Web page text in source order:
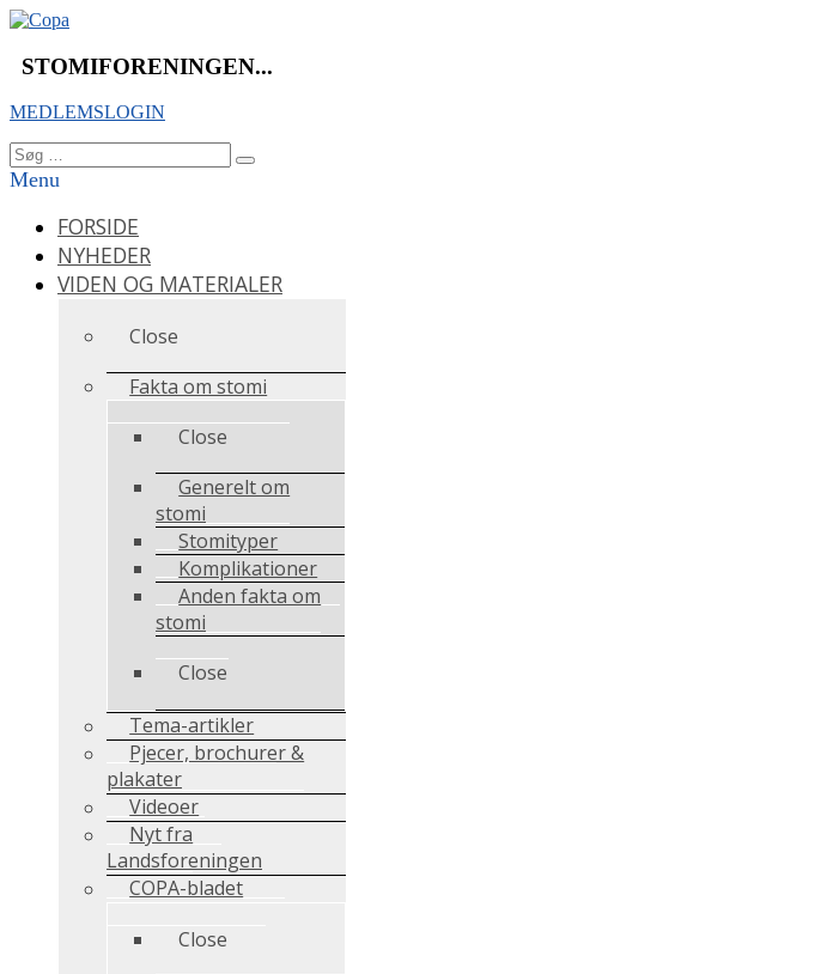
Videre
indhold
STOMIFORENINGEN...
MEDLEMSLOGIN
Søg
efter:
Søg
Menu
FORSIDE
NYHEDER
VIDEN OG MATERIALER
Close
Fakta om stomi
Close
Generelt om
stomi
Stomityper
Komplikationer
Anden fakta om
stomi
Close
Tema-artikler
Pjecer, brochurer &
plakater
Videoer
Nyt fra
Landsforeningen
COPA-bladet
Close